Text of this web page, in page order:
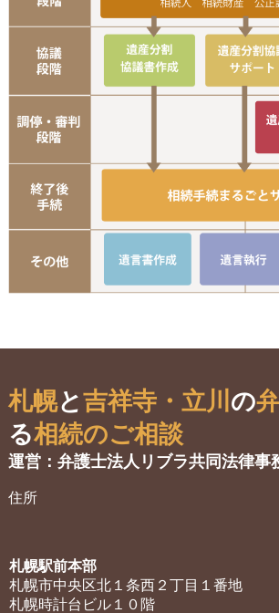
協議書作成
札幌と吉祥寺・立川 の
る相続のご相談
運営：弁護士法人リブラ共同法律事
住所
札幌駅前本部
札幌市中央区北１条西２丁目１番地
札幌時計台ビル１０階